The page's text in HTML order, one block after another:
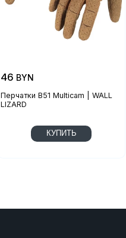
Перчатки B51 Multicam | WALL
LIZARD
46 BYN
КУПИТЬ